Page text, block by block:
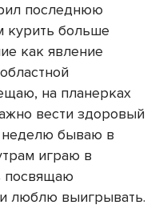
последнюю
курить больше
как явление
на планерках
вести здоровый
неделю бываю в
играю в
посвящаю
люблю выигрывать.